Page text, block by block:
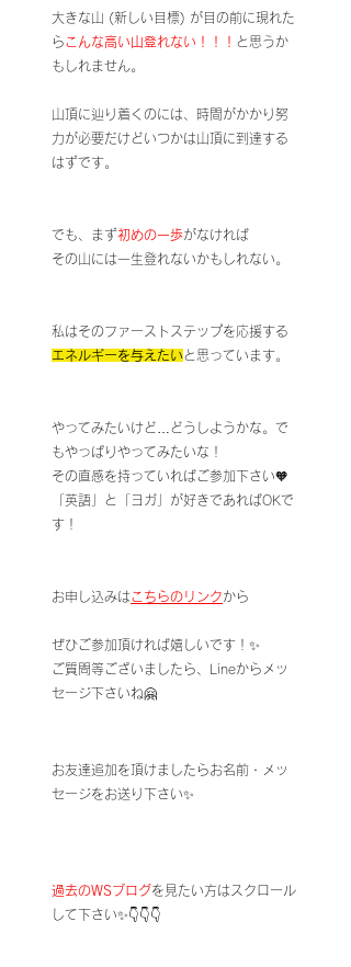
大きな山 (新しい目標) が目の前に現れた
らこんな高い山登れない！！！ と思うか
もしれません。
山頂に辿り着くのには、時間がかかり努
力が必要だけどいつかは山頂に到達する
はずです。
でも、まず初めの一歩がなければ
その山には一生登れないかもしれない。
私はそのファーストステップを応援する
エネルギーを与えたいと思っています。
やってみたいけど…どうしようかな。で
もやっぱりやってみたいな！
その直感を持っていればご参加下さい🧡
「英語」と「ヨガ」が好きであればOKで
す！
お申し込みはこちらのリンクから
ぜひご参加頂ければ嬉しいです！✨
ご質問等ございましたら、Lineからメッ
セージ下さいね🤗
お友達追加を頂けましたらお名前・メッ
セージをお送り下さい✨
過去のWSブログを見たい方はスクロール
して下さい✨👇👇👇